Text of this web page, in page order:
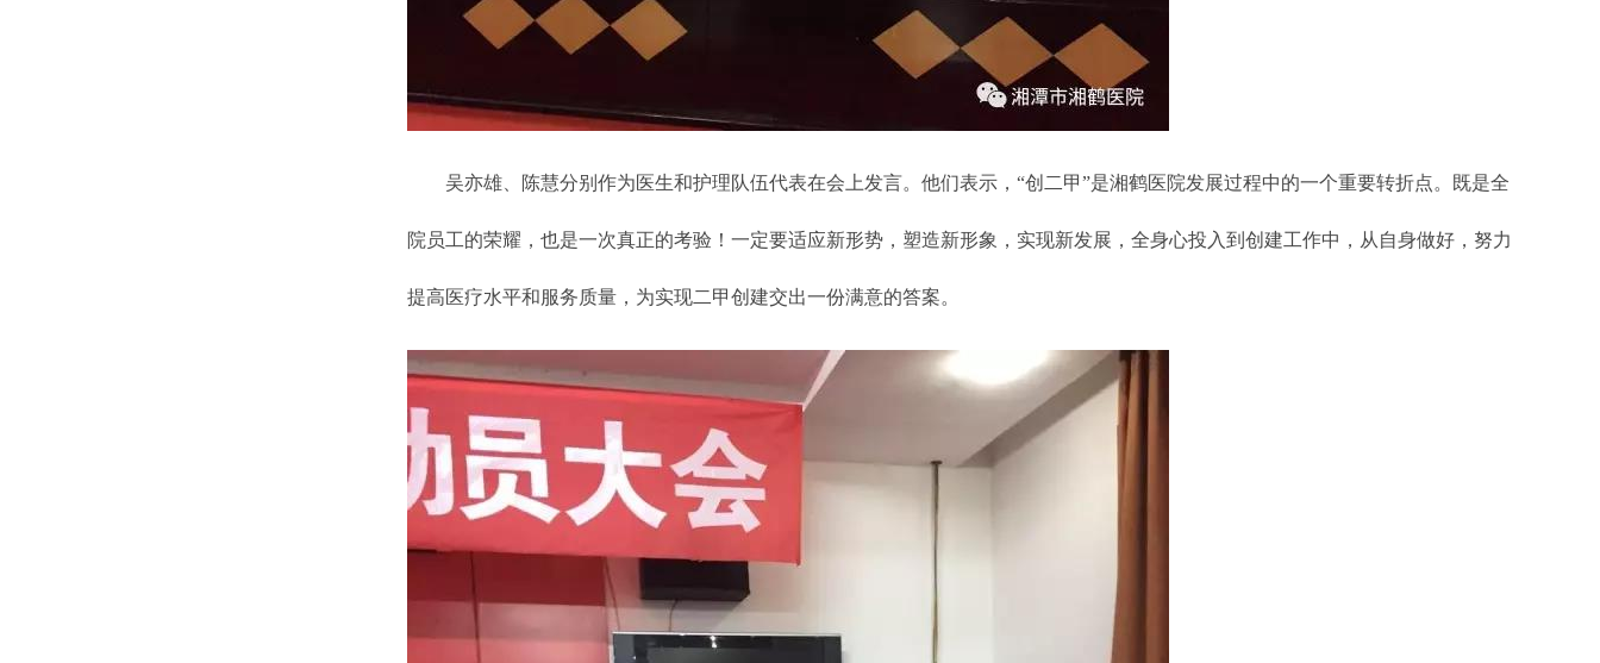
吴亦雄、陈慧分别作为医生和护理队伍代表在会上发言。他们表示，“创二甲”是湘鹤医院发展过程中的一个重要转折点。既是全
院员工的荣耀，也是一次真正的考验！一定要适应新形势，塑造新形象，实现新发展，全身心投入到创建工作中，从自身做好，努力
提高医疗水平和服务质量，为实现二甲创建交出一份满意的答案。